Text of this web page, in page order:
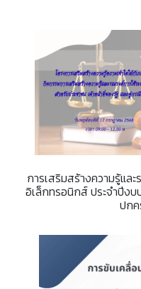
การเสริมสร้างความรู้แล
อิเล็กทรอนิกส์ ประจำปีง
ปก